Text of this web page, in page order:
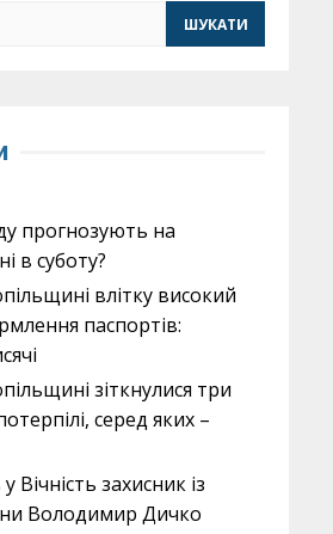
прогнозують на
в суботу?
влітку високий
паспортів:
зіткнулися три
серед яких –
Вічність захисник із
Володимир Дичко